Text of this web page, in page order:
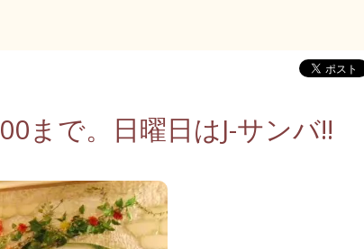
まで。日曜日はJ-サンバ‼️